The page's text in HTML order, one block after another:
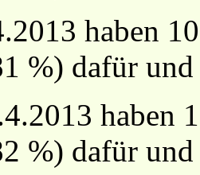
haben
%) dafür
haben
%) dafür